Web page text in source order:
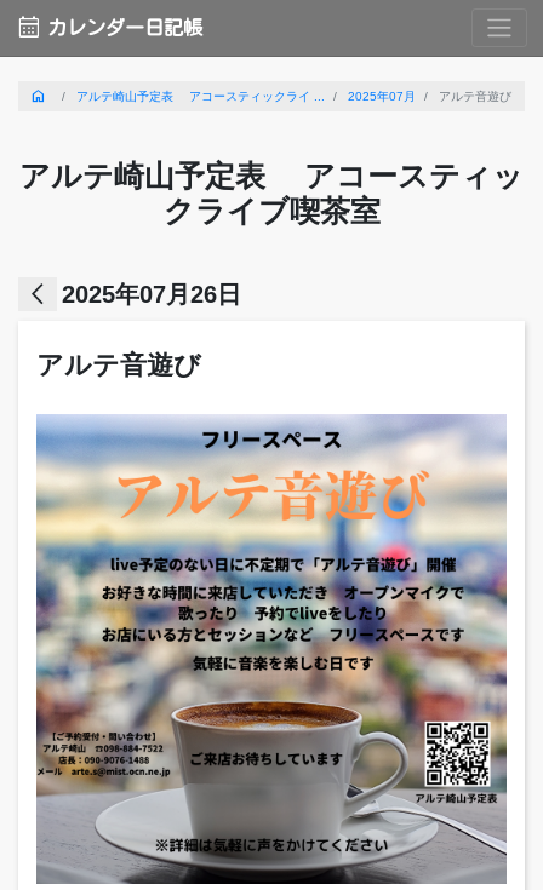
calendar_month カレンダー日記帳
home アルテ崎山予定表 アコースティックライ ... 2025年07月 アルテ音遊び
アルテ崎山予定表 アコースティッ
クライブ喫茶室
arrow_back_ios 2025年07月26日
アルテ音遊び